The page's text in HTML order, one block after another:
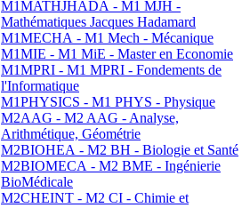
M1MATHJHADA - M1 MJH -
Mathématiques Jacques Hadamard
M1MECHA - M1 Mech - Mécanique
M1MIE - M1 MiE - Master en Economie
M1MPRI - M1 MPRI - Fondements de
l'Informatique
M1PHYSICS - M1 PHYS - Physique
M2AAG - M2 AAG - Analyse,
Arithmétique, Géométrie
M2BIOHEA - M2 BH - Biologie et Santé
M2BIOMECA - M2 BME - Ingénierie
BioMédicale
M2CHEINT - M2 CI - Chimie et